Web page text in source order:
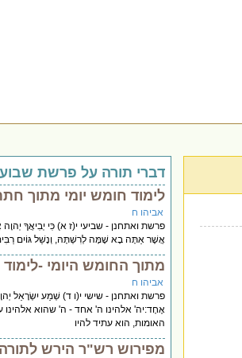
דברי תורה על פרשת שבוע
לימוד חומש יומי מתוך
אביהו ח
פרשת ואתחנן - שביעי י(ז א) כִּי יְבִיאֲךָ
אֲשֶׁר אַתָּה בָא שָׁמָּה לְרִשְׁתָּהּ, וְנָשַׁל גּוֹיִם
מתוך החומש היומי -לימוד
אביהו ח
פרשת ואתחנן - שישי י(ו ד) שְׁמַע יִשְׂרָאֵל
אֶחָד:יה' אלהינו ה' אחד - ה' שהוא אלהינו
האומות, הוא עתיד להיו
מפירוש רש"ר הירש